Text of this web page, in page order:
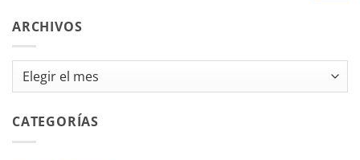
ARCHIVOS
Archivos
CATEGORÍAS